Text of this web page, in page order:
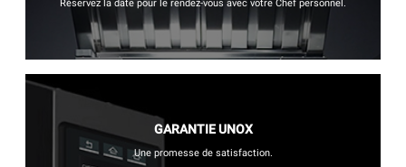
Réservez la date pour le rendez-vous avec votre Chef personnel.
GARANTIE UNOX
Une promesse de satisfaction.